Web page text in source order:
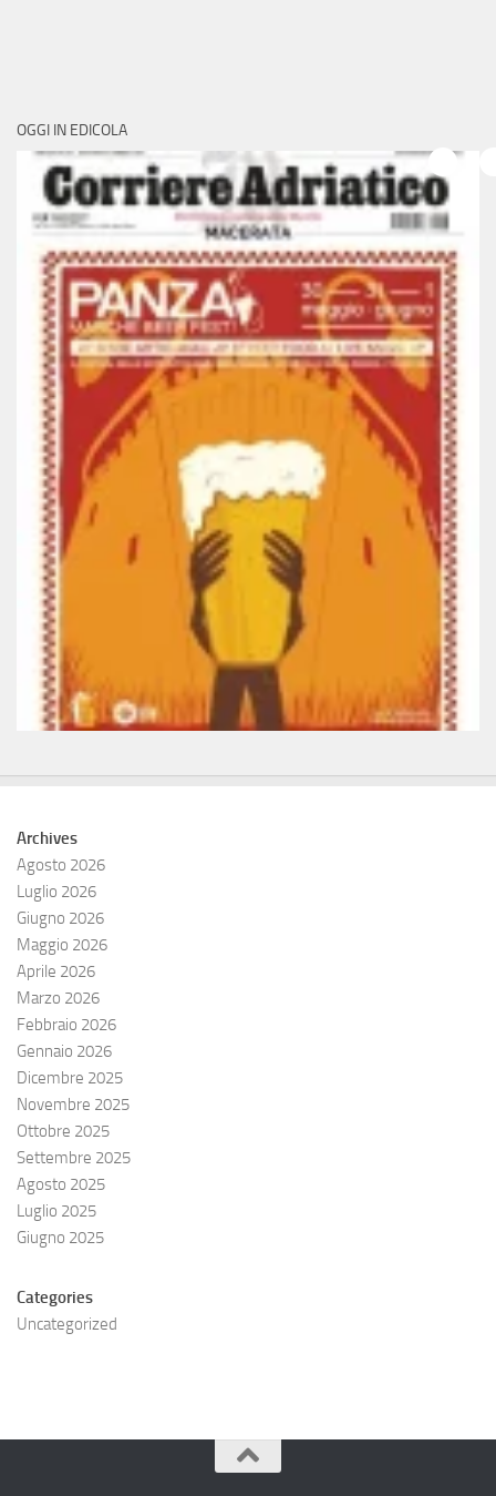
OGGI IN EDICOLA
Archives
Agosto 2026
Luglio 2026
Giugno 2026
Maggio 2026
Aprile 2026
Marzo 2026
Febbraio 2026
Gennaio 2026
Dicembre 2025
Novembre 2025
Ottobre 2025
Settembre 2025
Agosto 2025
Luglio 2025
Giugno 2025
Categories
Uncategorized